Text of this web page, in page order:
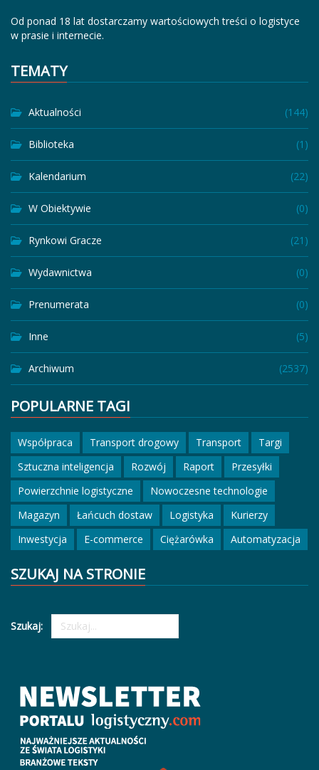
Od ponad 18 lat dostarczamy wartościowych treści o logistyce
w prasie i internecie.
TEMATY
Aktualności (144)
Biblioteka (1)
Kalendarium (22)
W Obiektywie (0)
Rynkowi Gracze (21)
Wydawnictwa (0)
Prenumerata (0)
Inne (5)
Archiwum (2537)
POPULARNE TAGI
Współpraca Transport drogowy Transport
Targi
Sztuczna inteligencja
Rozwój Raport
Przesyłki
Powierzchnie logistyczne
Nowoczesne technologie
Magazyn
Łańcuch dostaw Logistyka
Kurierzy
Inwestycja
E-commerce Ciężarówka Automatyzacja
SZUKAJ NA STRONIE
Szukaj: